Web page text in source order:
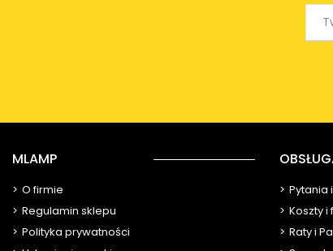
MLAMP
O firmie
Regulamin sklepu
Polityka prywatności
Pytania
Koszty
Raty i